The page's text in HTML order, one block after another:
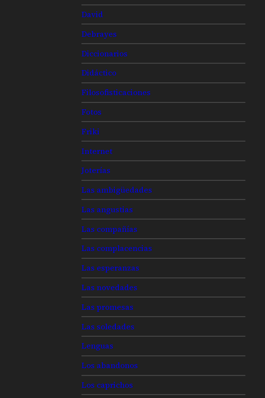
David
Debrayes
Diccionarios
Didáctico
Filosofisticaciones
Fotos
Friki
Internet
Joterías
Las ambigüedades
Las angustias
Las compañías
Las complacencias
Las esperanzas
Las novedades
Las promesas
Las soledades
Lenguas
Los abandonos
Los caprichos